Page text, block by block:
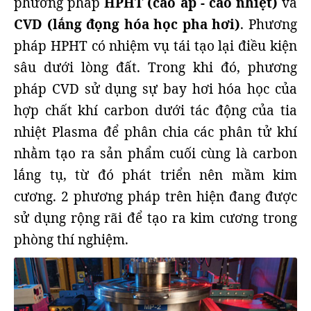
CVD (lắng đọng hóa học pha hơi). Phương
pháp HPHT có nhiệm vụ tái tạo lại điều kiện
sâu dưới lòng đất. Trong khi đó, phương
pháp CVD sử dụng sự bay hơi hóa học của
hợp chất khí carbon dưới tác động của tia
nhiệt Plasma để phân chia các phân tử khí
nhằm tạo ra sản phẩm cuối cùng là carbon
lắng tụ, từ đó phát triển nên mầm kim
cương. 2 phương pháp trên hiện đang được
sử dụng rộng rãi để tạo ra kim cương trong
phòng thí nghiệm.